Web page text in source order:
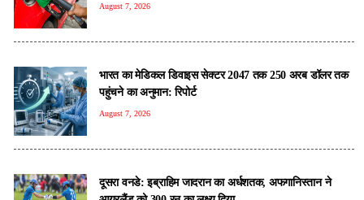
August 7, 2026
भारत का मेडिकल डिवाइस सेक्टर 2047 तक 250 अरब डॉलर तक
पहुंचने का अनुमान: रिपोर्ट
August 7, 2026
दूसरा वनडे: इब्राहिम जादरान का अर्धशतक, अफगानिस्तान ने